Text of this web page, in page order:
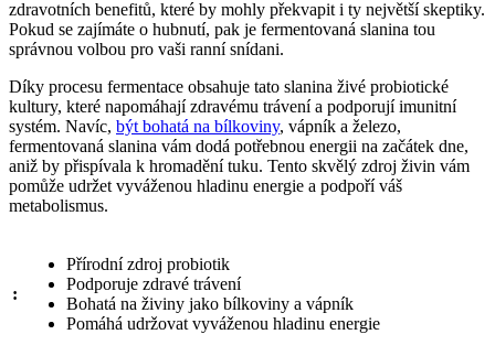
zdravotních benefitů, které by mohly překvapit i ty největší skeptiky.
Pokud se zajímáte o hubnutí, pak je fermentovaná slanina tou
správnou volbou pro vaši ranní snídani.
Díky procesu fermentace obsahuje tato slanina živé probiotické
kultury, které napomáhají zdravému trávení a podporují imunitní
systém. Navíc, být bohatá na bílkoviny, vápník a železo,
fermentovaná slanina vám dodá potřebnou energii na začátek dne,
aniž by přispívala k hromadění tuku. Tento skvělý zdroj živin vám
pomůže udržet vyváženou hladinu energie a podpoří váš
metabolismus.
:
Přírodní zdroj probiotik
Podporuje zdravé trávení
Bohatá na živiny jako bílkoviny a vápník
Pomáhá udržovat vyváženou hladinu energie